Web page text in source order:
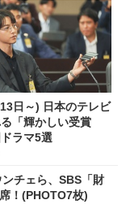
日～) 日本のテレビ
「輝かしい受賞
ラマ5選
チェら、SBS「財
！(PHOTO7枚)